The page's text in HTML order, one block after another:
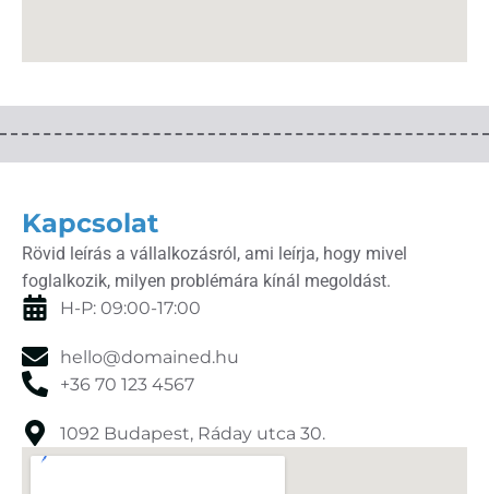
Kapcsolat
Rövid leírás a vállalkozásról, ami leírja, hogy mivel
foglalkozik, milyen problémára kínál megoldást.
H-P: 09:00-17:00
hello@domained.hu
+36 70 123 4567
1092 Budapest, Ráday utca 30.